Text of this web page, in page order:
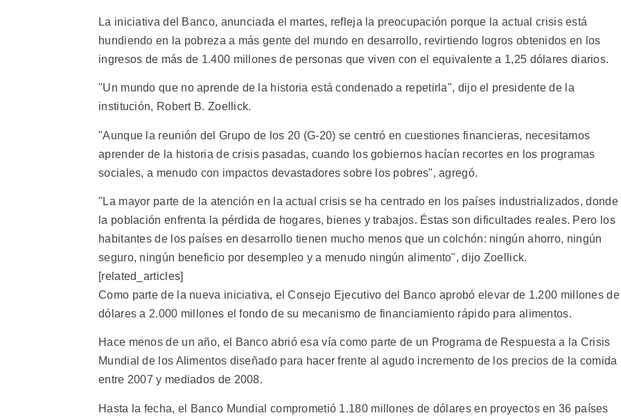
La iniciativa del Banco, anunciada el martes, refleja la preocupación porque la actual crisis está
hundiendo en la pobreza a más gente del mundo en desarrollo, revirtiendo logros obtenidos en los
ingresos de más de 1.400 millones de personas que viven con el equivalente a 1,25 dólares diarios.
"Un mundo que no aprende de la historia está condenado a repetirla", dijo el presidente de la
institución, Robert B. Zoellick.
"Aunque la reunión del Grupo de los 20 (G-20) se centró en cuestiones financieras, necesitamos
aprender de la historia de crisis pasadas, cuando los gobiernos hacían recortes en los programas
sociales, a menudo con impactos devastadores sobre los pobres", agregó.
"La mayor parte de la atención en la actual crisis se ha centrado en los países industrializados, donde
la población enfrenta la pérdida de hogares, bienes y trabajos. Éstas son dificultades reales. Pero los
habitantes de los países en desarrollo tienen mucho menos que un colchón: ningún ahorro, ningún
seguro, ningún beneficio por desempleo y a menudo ningún alimento", dijo Zoellick.
[related_articles]
Como parte de la nueva iniciativa, el Consejo Ejecutivo del Banco aprobó elevar de 1.200 millones de
dólares a 2.000 millones el fondo de su mecanismo de financiamiento rápido para alimentos.
Hace menos de un año, el Banco abrió esa vía como parte de un Programa de Respuesta a la Crisis
Mundial de los Alimentos diseñado para hacer frente al agudo incremento de los precios de la comida
entre 2007 y mediados de 2008.
Hasta la fecha, el Banco Mundial comprometió 1.180 millones de dólares en proyectos en 36 países